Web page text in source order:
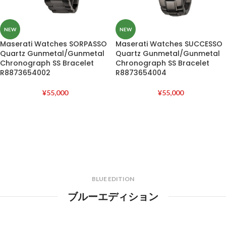
NEW
Maserati Watches SORPASSO
Quartz Gunmetal/Gunmetal
Chronograph SS Bracelet
R8873654002
¥55,000
NEW
Maserati Watches SUCCESSO
Quartz Gunmetal/Gunmetal
Chronograph SS Bracelet
R8873654004
¥55,000
BLUE EDITION
ブルーエディション